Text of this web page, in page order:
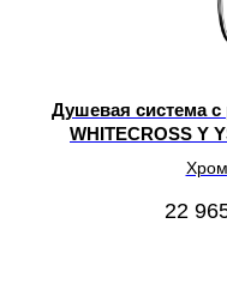
Душевая система
WHITECROSS Y
Хром
22